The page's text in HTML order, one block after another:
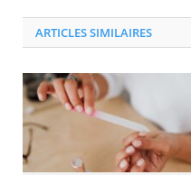
ARTICLES SIMILAIRES